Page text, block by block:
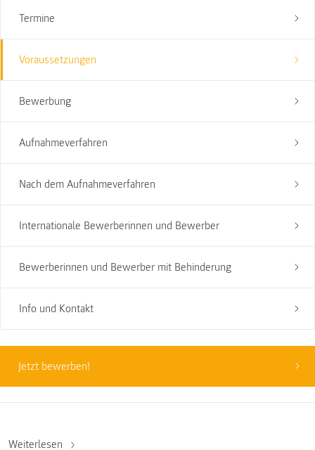
Termine
Voraussetzungen
Bewerbung
Aufnahmeverfahren
Nach dem Aufnahmeverfahren
Internationale Bewerberinnen und Bewerber
Bewerberinnen und Bewerber mit Behinderung
Info und Kontakt
Jetzt bewerben!
Weiterlesen